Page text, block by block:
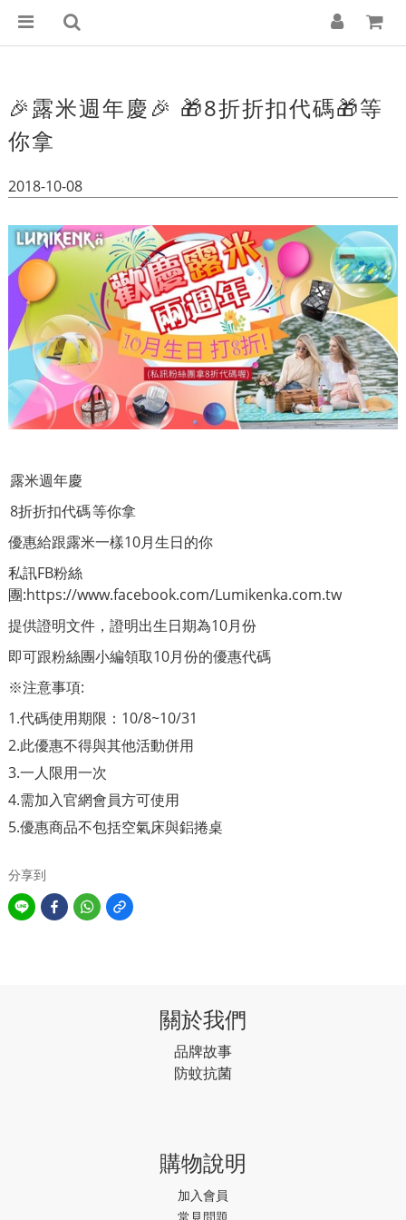
🎉露米週年慶🎉 🎁8折折扣代碼🎁等
你拿
2018-10-08
露米週年慶
8折折扣代碼等你拿
優惠給跟露米一樣10月生日的你
私訊FB粉絲
團:https://www.facebook.com/Lumikenka.com.tw
提供證明文件，證明出生日期為10月份
即可跟粉絲團小編領取10月份的優惠代碼
※注意事項:
1.代碼使用期限：10/8~10/31
2.此優惠不得與其他活動併用
3.一人限用一次
4.需加入官網會員方可使用
5.優惠商品不包括空氣床與鋁捲桌
分享到
關於我們
品牌故事
防蚊抗菌
購物說明
加入會員